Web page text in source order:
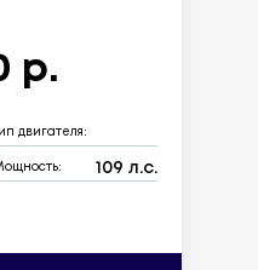
р.
двигателя:
109 л.с.